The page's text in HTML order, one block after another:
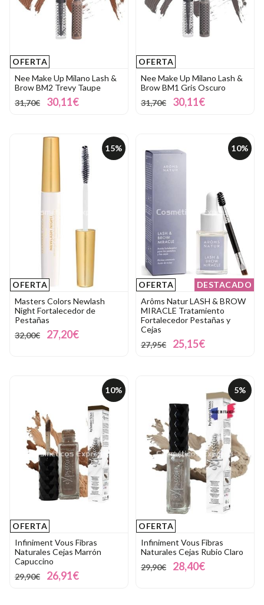
OFERTA
Nee Make Up Milano Lash &
Brow BM2 Trevy Taupe
31,70€
30,11€
OFERTA
Nee Make Up Milano Lash &
Brow BM1 Gris Oscuro
31,70€
30,11€
15%
OFERTA
Masters Colors Newlash
Night Fortalecedor de
Pestañas
32,00€
27,20€
10%
OFERTA
DESTACADO
Arôms Natur LASH & BROW
MIRACLE Tratamiento
Fortalecedor Pestañas y
Cejas
27,95€
25,15€
10%
OFERTA
Infiniment Vous Fibras
Naturales Cejas Marrón
Capuccino
29,90€
26,91€
5%
OFERTA
Infiniment Vous Fibras
Naturales Cejas Rubio Claro
29,90€
28,40€